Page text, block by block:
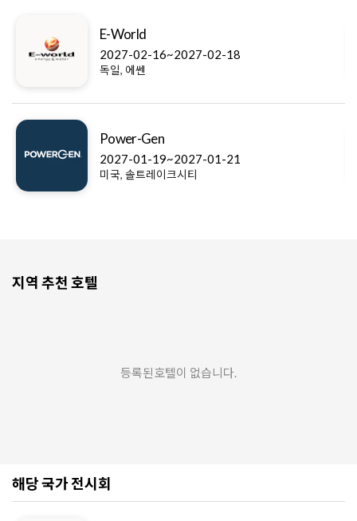
E-World
2027-02-16~2027-02-18
독일, 에쎈
Power-Gen
2027-01-19~2027-01-21
미국, 솔트레이크시티
지역 추천 호텔
등록된호텔이 없습니다.
해당 국가 전시회